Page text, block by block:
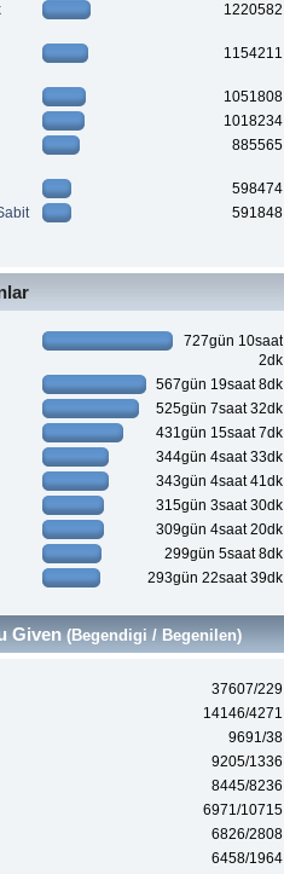
1220582
1154211
1051808
1018234
885565
598474
591848
727gün 10saat
2dk
567gün 19saat 8dk
525gün 7saat 32dk
431gün 15saat 7dk
344gün 4saat 33dk
343gün 4saat 41dk
315gün 3saat 30dk
309gün 4saat 20dk
299gün 5saat 8dk
293gün 22saat 39dk
Given(Begendigi / Begenilen)
37607/229
14146/4271
9691/38
9205/1336
8445/8236
6971/10715
6826/2808
6458/1964